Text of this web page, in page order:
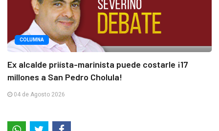
COLUMNA
Ex alcalde priísta-marinista puede costarle ¡17
millones a San Pedro Cholula!
04 de Agosto 2026